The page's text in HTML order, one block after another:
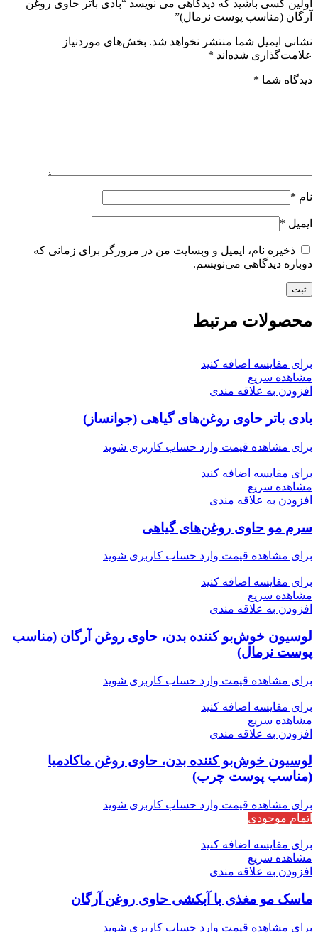
اولین کسی باشید که دیدگاهی می نویسد “بادی باتر حاوی روغن
آرگان (مناسب پوست نرمال)”
نشانی ایمیل شما منتشر نخواهد شد. بخش‌های موردنیاز
علامت‌گذاری شده‌اند *
دیدگاه شما *
نام *
ایمیل *
ذخیره نام، ایمیل و وبسایت من در مرورگر برای زمانی که
دوباره دیدگاهی می‌نویسم.
محصولات مرتبط
برای مقایسه اضافه کنید
مشاهده سریع
افزودن به علاقه مندی
بادی باتر حاوی روغن‌های گیاهی (جوانساز)
برای مشاهده قیمت وارد حساب کاربری شوید
برای مقایسه اضافه کنید
مشاهده سریع
افزودن به علاقه مندی
سرم مو حاوی روغن‌های گیاهی
برای مشاهده قیمت وارد حساب کاربری شوید
برای مقایسه اضافه کنید
مشاهده سریع
افزودن به علاقه مندی
لوسیون خوش‌بو کننده بدن، حاوی روغن آرگان (مناسب
پوست نرمال)
برای مشاهده قیمت وارد حساب کاربری شوید
برای مقایسه اضافه کنید
مشاهده سریع
افزودن به علاقه مندی
لوسیون خوش‌بو کننده بدن، حاوی روغن ماکادمیا
(مناسب پوست چرب)
برای مشاهده قیمت وارد حساب کاربری شوید
اتمام موجودی
برای مقایسه اضافه کنید
مشاهده سریع
افزودن به علاقه مندی
ماسک مو مغذی با آبکشی حاوی روغن آرگان
برای مشاهده قیمت وارد حساب کاربری شوید